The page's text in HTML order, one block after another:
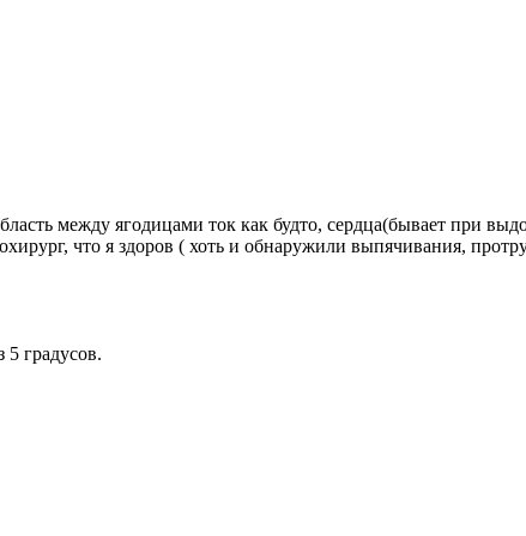
между ягодицами ток как будто, сердца(бывает при
что я здоров ( хоть и обнаружили выпячивания,
градусов.